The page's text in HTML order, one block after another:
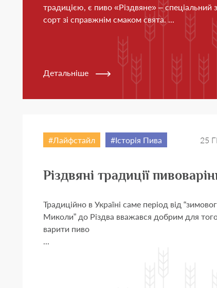
традицією, є пиво «Різдвяне» – спеціальний
сорт зі справжнім смаком свята. ...
Детальніше
Лайфстайл Історія Пива 25
Різдвяні традиції
Традиційно в Україні саме період від
Миколи” до Різдва вважався добрим для
варити пиво
...
Вам вже виповнилось 18 років?
Ні